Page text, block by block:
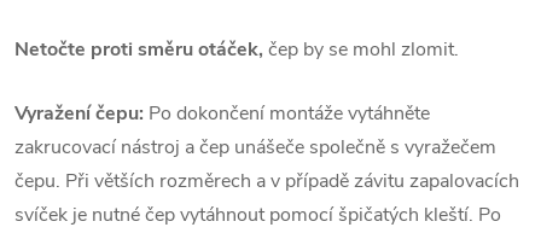
Netočte proti směru otáček, čep by se mohl zlomit.
Vyražení čepu: Po dokončení montáže vytáhněte
zakrucovací nástroj a čep unášeče společně s vyražečem
čepu. Při větších rozměrech a v případě závitu zapalovacích
svíček je nutné čep vytáhnout pomocí špičatých kleští. Po